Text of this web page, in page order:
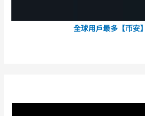
全球用戶最多【币安】